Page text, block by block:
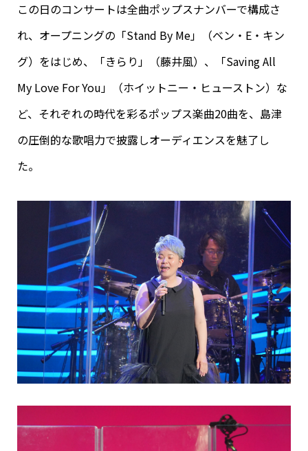
この日のコンサートは全曲ポップスナンバーで構成さ
れ、オープニングの「Stand By Me」（ベン・E・キン
グ）をはじめ、「きらり」（藤井風）、「Saving All
My Love For You」（ホイットニー・ヒューストン）な
ど、それぞれの時代を彩るポップス楽曲20曲を、島津
の圧倒的な歌唱力で披露しオーディエンスを魅了し
た。